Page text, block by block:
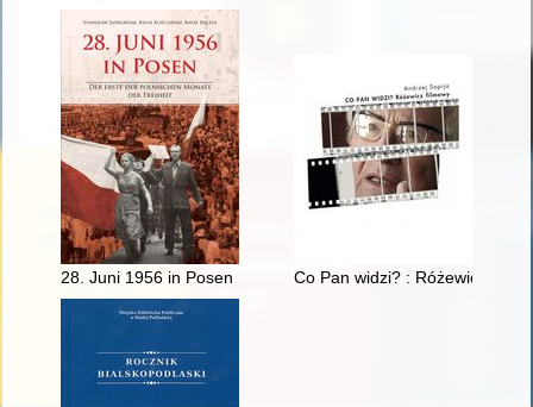
28. Juni 1956 in Posen : der erste der Polnischen Monate der
Co Pan widzi? : Różewicz